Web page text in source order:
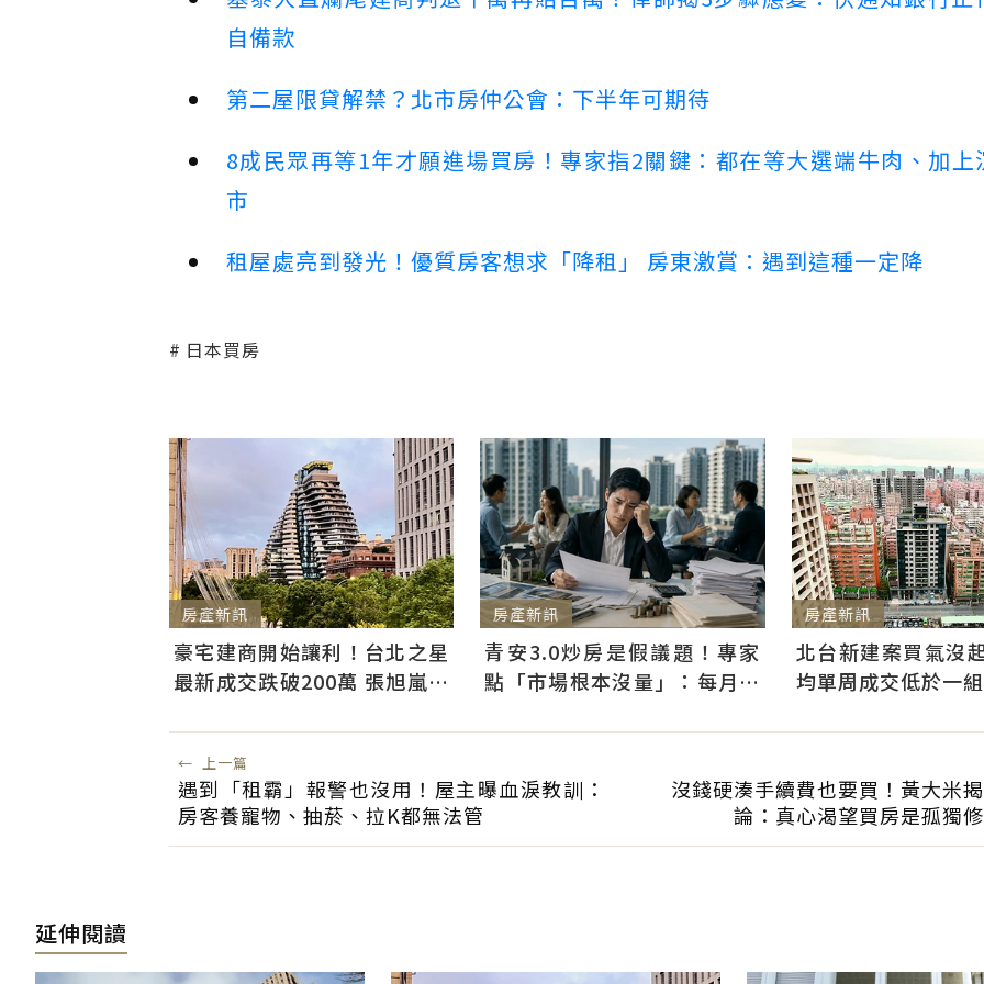
自備款
第二屋限貸解禁？北市房仲公會：下半年可期待
8成民眾再等1年才願進場買房！專家指2關鍵：都在等大選端牛肉、加上
市
租屋處亮到發光！優質房客想求「降租」 房東激賞：遇到這種一定降
日本買房
房產新訊
豪宅建商開始讓利！台北之星
最新成交跌破200萬 張旭嵐：
房產新訊
青安3.0炒房是假議題！專家
點「市場根本沒量」：每月多
房產新訊
北台新建案買氣沒
均單周成交低於一組
← 上一篇
遇到「租霸」報警也沒用！屋主曝血淚教訓：
房客養寵物、抽菸、拉K都無法管
沒錢硬湊手續費也要買！黃大米
論：真心渴望買房是孤獨
延伸閱讀